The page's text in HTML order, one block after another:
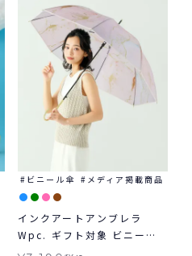
ビニール傘 メディア掲載商品
インクアートアンブレラ
Wpc. ギフト対象 ビニール
傘 折りたたみ 長傘